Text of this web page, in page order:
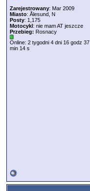
Zarejestrowany: Mar 2009
Miasto: Ålesund, N
Posty: 1,175
Motocykl: nie mam AT jeszcze
Przebieg: Rosnacy
Online: 2 tygodni 4 dni 16 godz 37
min 14 s